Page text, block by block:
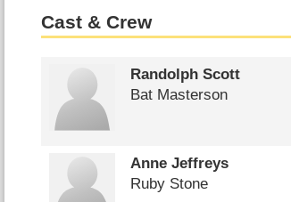
Cast & Crew
Randolph Scott
Bat Masterson
Anne Jeffreys
Ruby Stone